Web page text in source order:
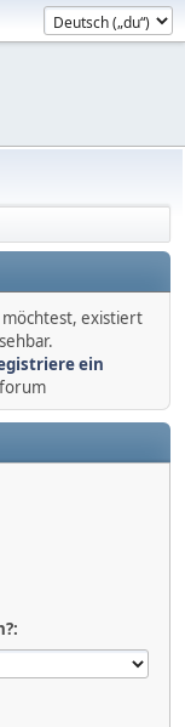
möchtest, existiert
ein